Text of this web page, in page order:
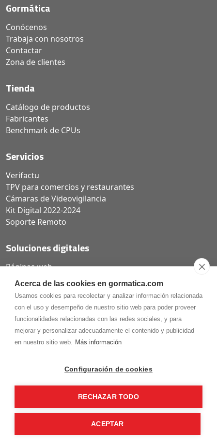
Acerca de las cookies en gormatica.com
Usamos cookies para recolectar y analizar información relacionada
con el uso y desempeño de nuestro sitio web para poder proveer
funcionalidades relacionadas con las redes sociales, y para
mejorar y personalizar adecuadamente el contenido y publicidad
en nuestro sitio web. Más información
Configuración de cookies
RECHAZAR TODO
ACEPTAR
Gormática
Conócenos
Trabaja con nosotros
Contactar
Zona de clientes
Tienda
Catálogo de productos
Fabricantes
Benchmark de CPUs
Servicios
Verifactu
TPV para comercios y restaurantes
Cámaras de Videovigilancia
Kit Digital 2022-2024
Soporte Remoto
Soluciones digitales
Páginas web
Tiendas online
975.368.262
¡Síguenos en nuestras redes!